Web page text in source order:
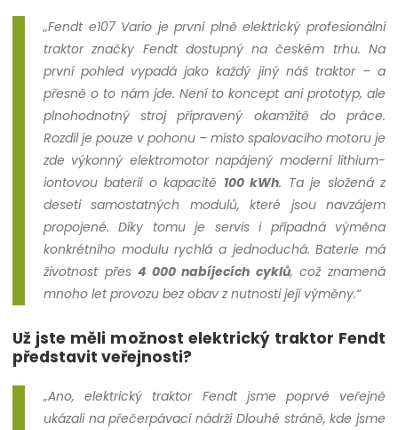
„Fendt e107 Vario je první plně elektrický profesionální
traktor značky Fendt dostupný na českém trhu. Na
první pohled vypadá jako každý jiný náš traktor – a
přesně o to nám jde. Není to koncept ani prototyp, ale
plnohodnotný stroj připravený okamžitě do práce.
Rozdíl je pouze v pohonu – místo spalovacího motoru je
zde výkonný elektromotor napájený moderní lithium-
iontovou baterií o kapacitě 100 kWh. Ta je složená z
deseti samostatných modulů, které jsou navzájem
propojené. Díky tomu je servis i případná výměna
konkrétního modulu rychlá a jednoduchá. Baterie má
životnost přes4 000 nabíjecích cyklů, což znamená
mnoho let provozu bez obav z nutnosti její výměny.“
Už jste měli možnost elektrický traktor Fendt
představit veřejnosti?
„Ano, elektrický traktor Fendt jsme poprvé veřejně
ukázali na přečerpávací nádrži Dlouhé stráně, kde jsme